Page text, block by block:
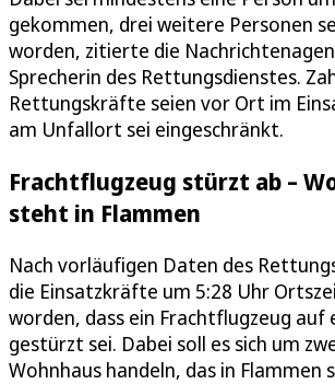
gekommen, drei weitere Personen
worden, zitierte die
Sprecherin des Rettungsdienstes.
Rettungskräfte seien vor Ort im
am Unfallort sei eingeschränkt.
Frachtflugzeug stürzt ab –
steht in Flammen
Nach vorläufigen Daten des
die Einsatzkräfte um 5:28 Uhr
worden, dass ein Frachtflugzeug auf
gestürzt sei. Dabei soll es sich um
Wohnhaus handeln, das in Flammen